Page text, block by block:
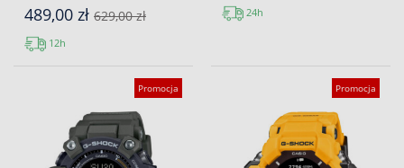
489,00 zł 629,00 zł
12h
24h
Promocja Promocja